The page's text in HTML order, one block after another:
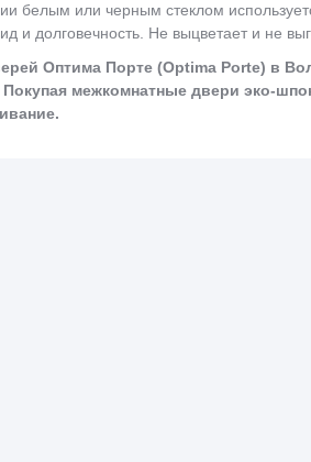
или черным стеклом
долговечность. Не выцветает и не
Оптима Порте (Optima Porte) в
межкомнатные двери эко-